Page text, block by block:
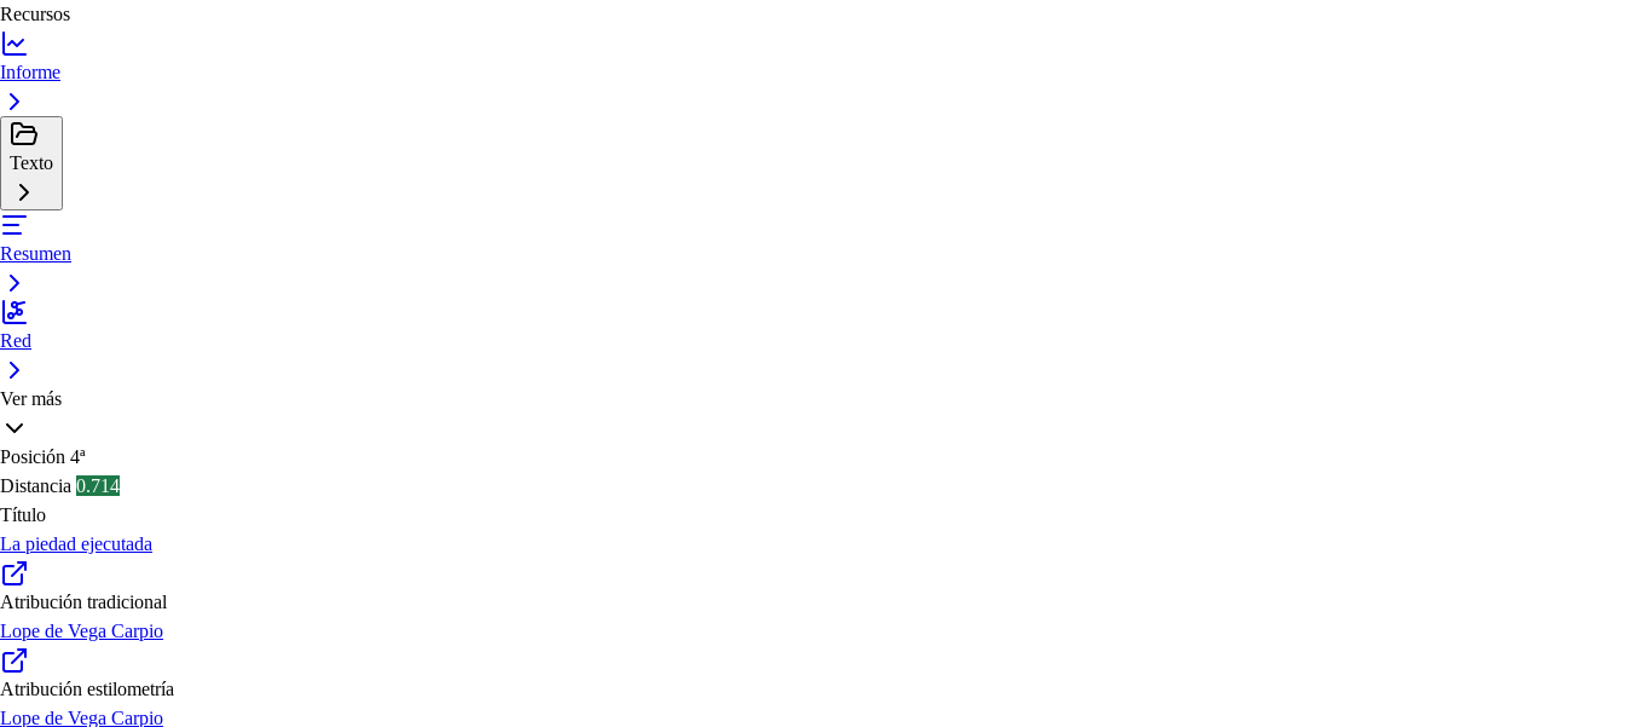
Recursos
Informe
Texto
Resumen
Red
Ver más
Posición 4ª
Distancia 0.714
Título
La piedad ejecutada
Atribución tradicional
Lope de Vega Carpio
Atribución estilometría
Lope de Vega Carpio